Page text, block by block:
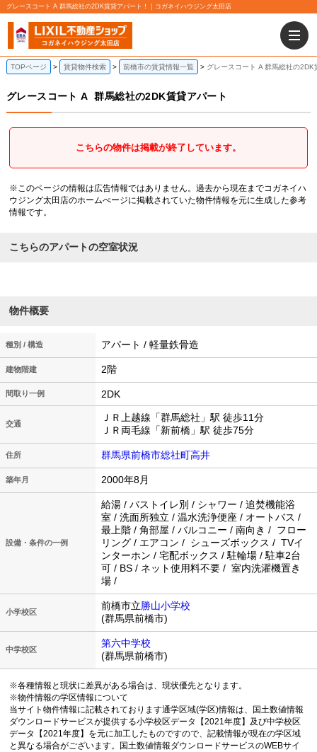
グレースコート A 群馬総社の2DK賃貸アパート！｜コガネイハウジング太田店
TOPページ 賃貸物件検索 前橋市の賃貸情報一覧 グレースコート A 群馬総社の2DK
グレースコート A 群馬総社の2DK賃貸アパート
こちらの物件は掲載が終了しています。
※このページの情報は広告情報ではありません。過去から現在までコガネイハ
ウジング太田店のホームぺージに掲載されていた物件情報を元に生成した参考
情報です。
こちらのアパートの空室状況
物件概要
種別 / 構造 アパート / 軽量鉄骨造
建物階建 2階
間取り一例 2DK
交通
ＪＲ上越線「群馬総社」駅 徒歩11分
ＪＲ両毛線「新前橋」駅 徒歩75分
住所 群馬県前橋市総社町高井
築年月 2000年8月
設備・条件の一例
給湯 / バストイレ別 / シャワー / 追焚機能浴
室 / 洗面所独立 / 温水洗浄便座 / オートバス /
最上階 / 角部屋 / バルコニー / 南向き / フロー
リング / エアコン / シューズボックス / TVイ
ンターホン / 宅配ボックス / 駐輪場 / 駐車2台
可 / BS / ネット使用料不要 / 室内洗濯機置き
場 /
小学校区
前橋市立勝山小学校
(群馬県前橋市)
中学校区
第六中学校
(群馬県前橋市)
※各種情報と現状に差異がある場合は、現状優先となります。
※物件情報の学区情報について
当サイト物件情報に記載されております通学区域(学区)情報は、国土数値情報
ダウンロードサービスが提供する小学校区データ【2021年度】及び中学校区
データ【2021年度】を元に加工したものですので、記載情報が現在の学区域
と異なる場合がございます。国土数値情報ダウンロードサービスのWEBサイ